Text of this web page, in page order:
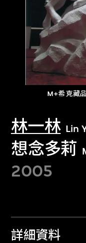
M+希克藏
林一林 Lin
想念多莉
2005
詳細資料
關於M+藏
探索世界頂
文化藏品。